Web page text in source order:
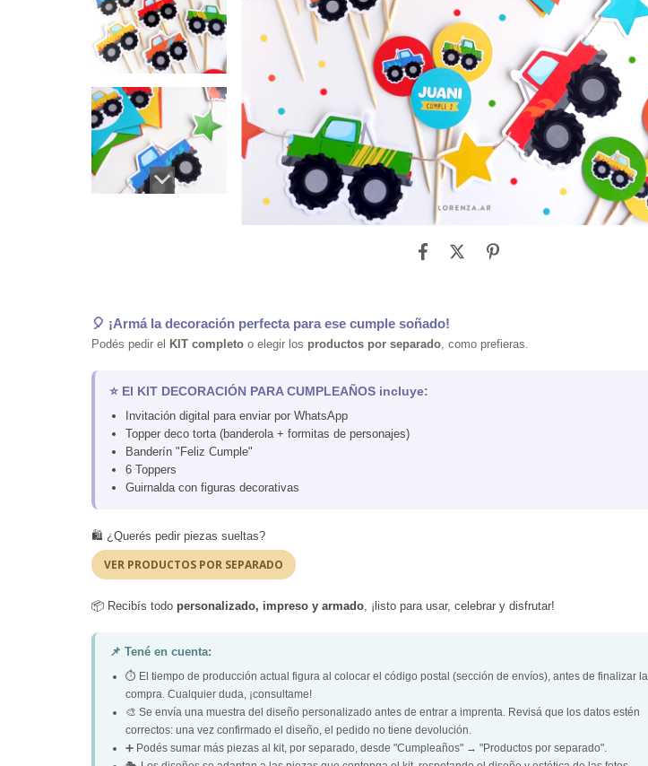
🎈 ¡Armá la decoración perfecta para ese cumple soñado!
Podés pedir el KIT completo o elegir los productos por separado , como prefieras.
⭐ El KIT DECORACIÓN PARA CUMPLEAÑOS incluye:
Invitación digital para enviar por WhatsApp
Topper deco torta (banderola + formitas de personajes)
Banderín "Feliz Cumple"
6 Toppers
Guirnalda con figuras decorativas
🛍️ ¿Querés pedir piezas sueltas?
VER PRODUCTOS POR SEPARADO
📦 Recibís todo personalizado, impreso y armado , ¡listo para usar, celebrar y disfrutar!
📌 Tené en cuenta:
⏱️ El tiempo de producción actual figura al colocar el código postal (sección de envíos), antes de finalizar la
compra. Cualquier duda, ¡consultame!
🎨 Se envía una muestra del diseño personalizado antes de entrar a imprenta. Revisá que los datos estén
correctos: una vez confirmado el diseño, el pedido no tiene devolución.
➕ Podés sumar más piezas al kit, por separado, desde "Cumpleaños" → "Productos por separado".